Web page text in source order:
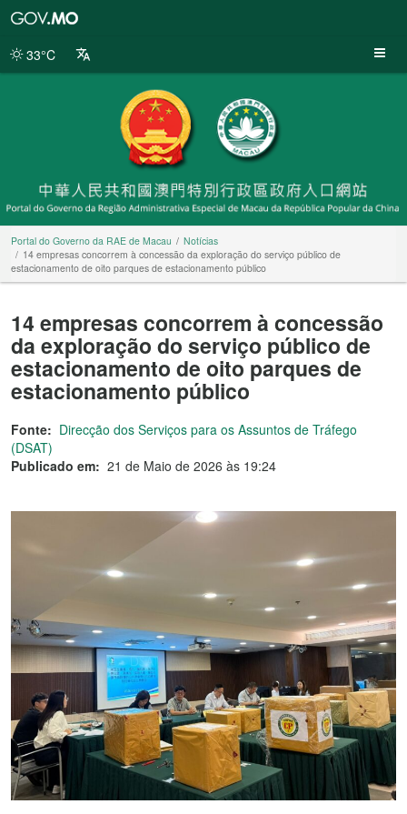
da
33°C
Portal do Governo da RAE de Macau
Notícias
14 empresas concorrem à concessão da exploração do serviço público de
estacionamento de oito parques de estacionamento público
14 empresas concorrem à concessão
da exploração do serviço público de
estacionamento de oito parques de
estacionamento público
Fonte: Direcção dos Serviços para os Assuntos de Tráfego
(DSAT)
Publicado em: 21 de Maio de 2026 às 19:24